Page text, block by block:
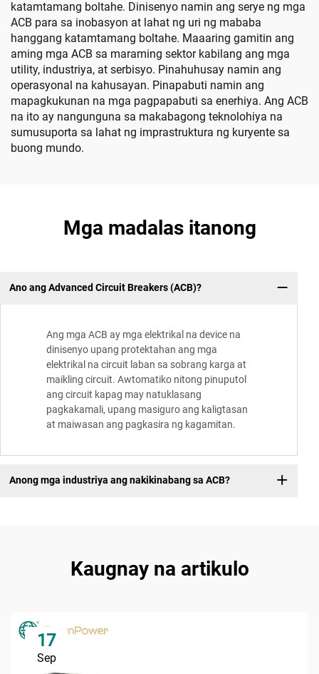
katamtamang boltahe. Dinisenyo namin ang serye ng mga
ACB para sa inobasyon at lahat ng uri ng mababa
hanggang katamtamang boltahe. Maaaring gamitin ang
aming mga ACB sa maraming sektor kabilang ang mga
utility, industriya, at serbisyo. Pinahuhusay namin ang
operasyonal na kahusayan. Pinapabuti namin ang
mapagkukunan na mga pagpapabuti sa enerhiya. Ang ACB
na ito ay nangunguna sa makabagong teknolohiya na
sumusuporta sa lahat ng imprastruktura ng kuryente sa
buong mundo.
Mga madalas itanong
Ano ang Advanced Circuit Breakers (ACB)?
Ang mga ACB ay mga elektrikal na device na
dinisenyo upang protektahan ang mga
elektrikal na circuit laban sa sobrang karga at
maikling circuit. Awtomatiko nitong pinuputol
ang circuit kapag may natuklasang
pagkakamali, upang masiguro ang kaligtasan
at maiwasan ang pagkasira ng kagamitan.
Anong mga industriya ang nakikinabang sa ACB?
Kaugnay na artikulo
17
Sep